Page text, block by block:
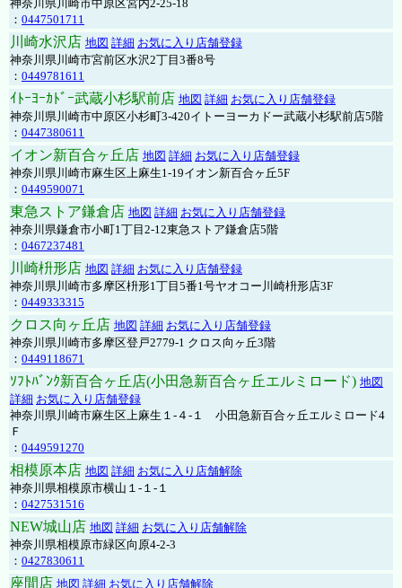
神奈川県川崎市中原区宮内2-25-18
： 0447501711
川崎水沢店 地図 詳細 お気に入り店舗登録
神奈川県川崎市宮前区水沢2丁目3番8号
： 0449781611
ｲﾄｰﾖｰｶﾄﾞｰ武蔵小杉駅前店 地図 詳細 お気に入り店舗登録
神奈川県川崎市中原区小杉町3-420イトーヨーカドー武蔵小杉駅前店5階
： 0447380611
イオン新百合ヶ丘店 地図 詳細 お気に入り店舗登録
神奈川県川崎市麻生区上麻生1-19イオン新百合ヶ丘5F
： 0449590071
東急ストア鎌倉店 地図 詳細 お気に入り店舗登録
神奈川県鎌倉市小町1丁目2-12東急ストア鎌倉店5階
： 0467237481
川崎枡形店 地図 詳細 お気に入り店舗登録
神奈川県川崎市多摩区枡形1丁目5番1号ヤオコー川崎枡形店3F
： 0449333315
クロス向ヶ丘店 地図 詳細 お気に入り店舗登録
神奈川県川崎市多摩区登戸2779-1 クロス向ヶ丘3階
： 0449118671
ｿﾌﾄﾊﾞﾝｸ新百合ヶ丘店(小田急新百合ヶ丘エルミロード) 地図
詳細 お気に入り店舗登録
神奈川県川崎市麻生区上麻生１-４-１ 小田急新百合ヶ丘エルミロード4
Ｆ
： 0449591270
相模原本店 地図 詳細 お気に入り店舗解除
神奈川県相模原市横山１-１-１
： 0427531516
NEW城山店 地図 詳細 お気に入り店舗解除
神奈川県相模原市緑区向原4-2-3
： 0427830611
座間店 地図 詳細 お気に入り店舗解除